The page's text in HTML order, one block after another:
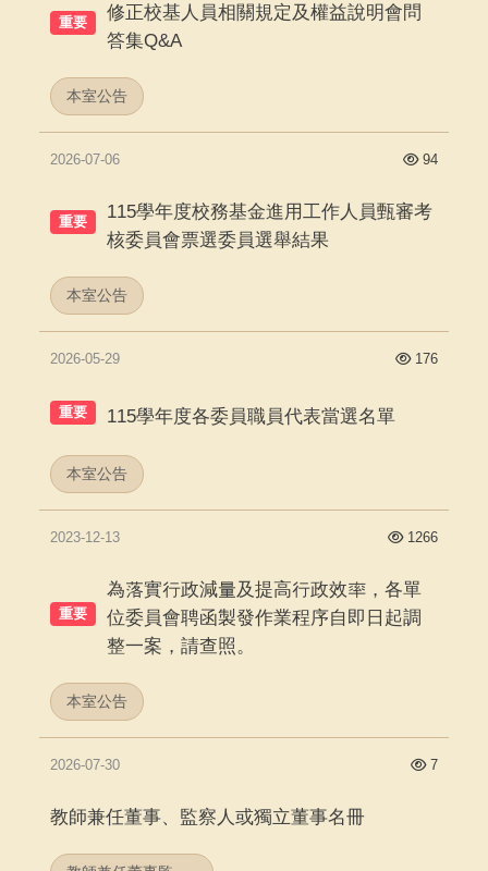
本室公告
重要
修正校基人員相關規定及權益說明會問
答集Q&A
2026-07-06
本室公告
重要
115學年度校務基金進用工作人員甄審考
核委員會票選委員選舉結果
94
2026-05-29
本室公告
重要 115學年度各委員職員代表當選名單
176
2023-12-13
本室公告
重要
為落實行政減量及提高行政效率，各單
位委員會聘函製發作業程序自即日起調
整一案，請查照。
1266
2026-07-30
教師兼任董事、監察人或獨立董事名冊
7